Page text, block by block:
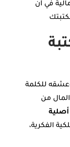
في آن
للكلمة
من
الفكرية،